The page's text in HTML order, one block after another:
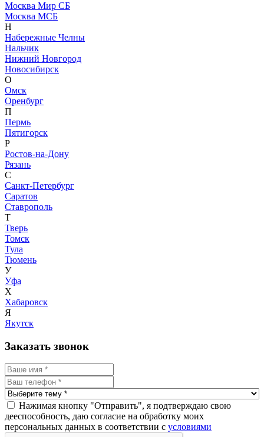
Москва Мир СБ
Москва МСБ
Н
Набережные Челны
Нальчик
Нижний Новгород
Новосибирск
О
Омск
Оренбург
П
Пермь
Пятигорск
Р
Ростов-на-Дону
Рязань
С
Санкт-Петербург
Саратов
Ставрополь
Т
Тверь
Томск
Тула
Тюмень
У
Уфа
Х
Хабаровск
Я
Якутск
Заказать звонок
Нажимая кнопку "Отправить", я подтверждаю свою
дееспособность, даю согласие на обработку моих
персональных данных в соответствии с условиями